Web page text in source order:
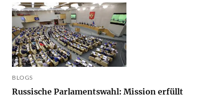
BLOGS
Russische Parlamentswahl: Mission erfüllt